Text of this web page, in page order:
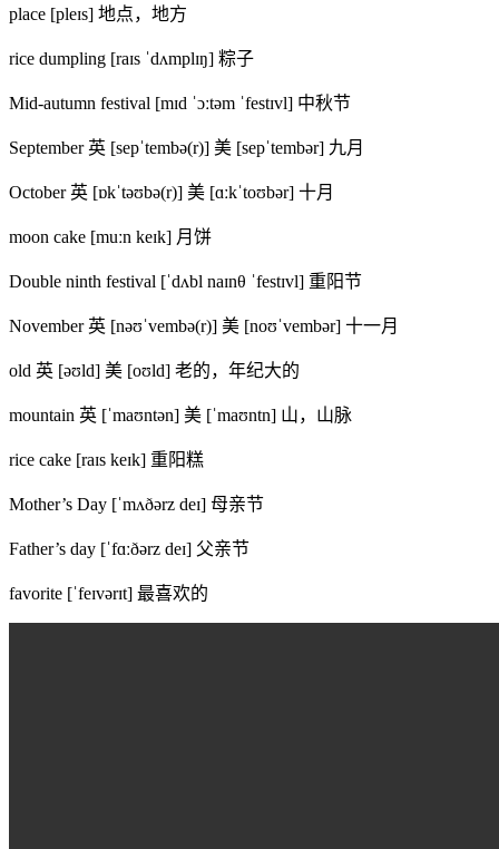
place [pleɪs] 地点，地方
rice dumpling [raɪs ˈdʌmplɪŋ] 粽子
Mid-autumn festival [mɪd ˈɔːtəm ˈfestɪvl] 中秋节
September 英 [sepˈtembə(r)] 美 [sepˈtembər] 九月
October 英 [ɒkˈtəʊbə(r)] 美 [ɑːkˈtoʊbər] 十月
moon cake [muːn keɪk] 月饼
Double ninth festival [ˈdʌbl naɪnθ ˈfestɪvl] 重阳节
November 英 [nəʊˈvembə(r)] 美 [noʊˈvembər] 十一月
old 英 [əʊld] 美 [oʊld] 老的，年纪大的
mountain 英 [ˈmaʊntən] 美 [ˈmaʊntn] 山，山脉
rice cake [raɪs keɪk] 重阳糕
Mother’s Day [ˈmʌðərz deɪ] 母亲节
Father’s day [ˈfɑːðərz deɪ] 父亲节
favorite [ˈfeɪvərɪt] 最喜欢的